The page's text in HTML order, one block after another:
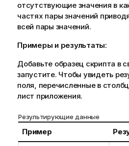
отсутствующие значения в
частях пары значений
всей пары значений.
Примеры и результаты:
Добавьте образец скрипта в
запустите. Чтобы увидеть
поля, перечисленные в
лист приложения.
Результирующие данные
Пример